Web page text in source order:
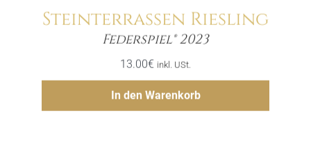
Steinterrassen Riesling
Federspiel® 2023
13.00€ inkl. USt.
In den Warenkorb
Menge
Hinzufügen